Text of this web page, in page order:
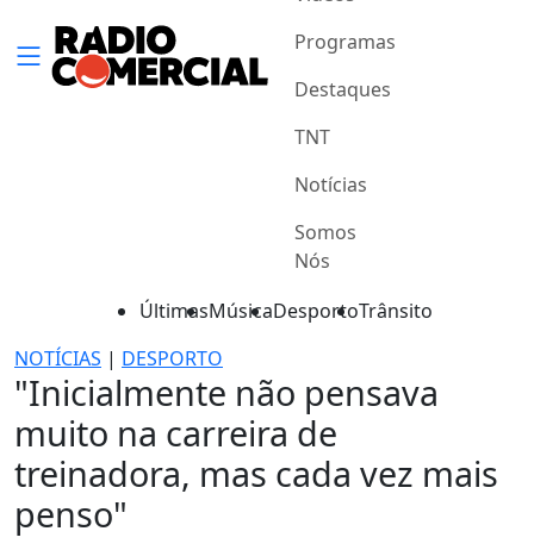
Programas
Destaques
TNT
Notícias
Somos
Nós
ÚltimasMúsicaDesportoTrânsito
NOTÍCIAS | DESPORTO
"Inicialmente não pensava
muito na carreira de
treinadora, mas cada vez mais
penso"